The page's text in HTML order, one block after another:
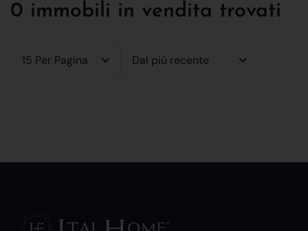
0 immobili in vendita trovati
15 Per Pagina Dal più recente